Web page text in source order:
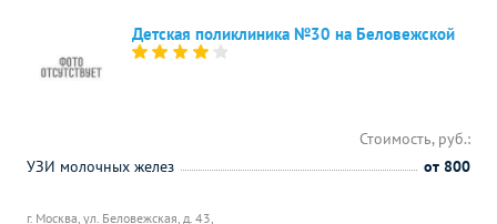
Детская поликлиника №30 на Беловежской
г. Москва, ул. Беловежская, д. 43,
Стоимость, руб.:
УЗИ молочных желез
от 800